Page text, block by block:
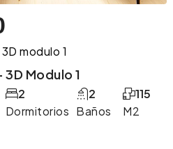
modulo 1
Modulo 1
Dormitorios
2
Baños
2
M2
115